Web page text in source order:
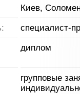
Киев,
специалист-
диплом
групповые